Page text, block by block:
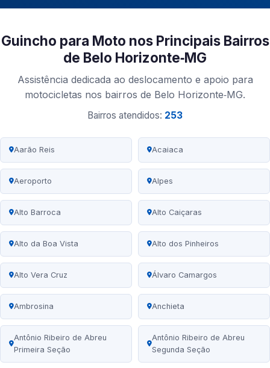
Guincho para Moto nos Principais Bairros
de Belo Horizonte‑MG
Assistência dedicada ao deslocamento e apoio para
motocicletas nos bairros de Belo Horizonte‑MG.
Bairros atendidos: 253
Aarão Reis Acaiaca
Aeroporto Alpes
Alto Barroca Alto Caiçaras
Alto da Boa Vista Alto dos Pinheiros
Alto Vera Cruz Álvaro Camargos
Ambrosina Anchieta
Antônio Ribeiro de Abreu
Primeira Seção
Antônio Ribeiro de Abreu
Segunda Seção